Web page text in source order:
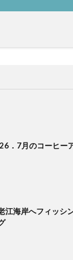
．7月のコーヒー
江海岸へフィッシ